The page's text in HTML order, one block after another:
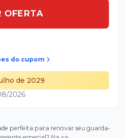
OFERTA
do cupom
de 2029
2026
perfeita para renovar seu guarda-